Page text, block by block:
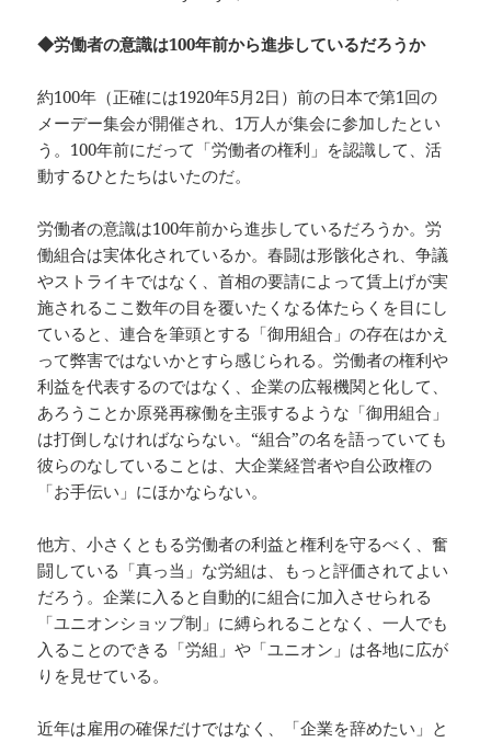
◆労働者の意識は100年前から進歩しているだろうか
約100年（正確には1920年5月2日）前の日本で第1回の
メーデー集会が開催され、1万人が集会に参加したとい
う。100年前にだって「労働者の権利」を認識して、活
動するひとたちはいたのだ。
労働者の意識は100年前から進歩しているだろうか。労
働組合は実体化されているか。春闘は形骸化され、争議
やストライキではなく、首相の要請によって賃上げが実
施されるここ数年の目を覆いたくなる体たらくを目にし
ていると、連合を筆頭とする「御用組合」の存在はかえ
って弊害ではないかとすら感じられる。労働者の権利や
利益を代表するのではなく、企業の広報機関と化して、
あろうことか原発再稼働を主張するような「御用組合」
は打倒しなければならない。“組合”の名を語っていても
彼らのなしていることは、大企業経営者や自公政権の
「お手伝い」にほかならない。
他方、小さくともる労働者の利益と権利を守るべく、奮
闘している「真っ当」な労組は、もっと評価されてよい
だろう。企業に入ると自動的に組合に加入させられる
「ユニオンショップ制」に縛られることなく、一人でも
入ることのできる「労組」や「ユニオン」は各地に広が
りを見せている。
近年は雇用の確保だけではなく、「企業を辞めたい」と